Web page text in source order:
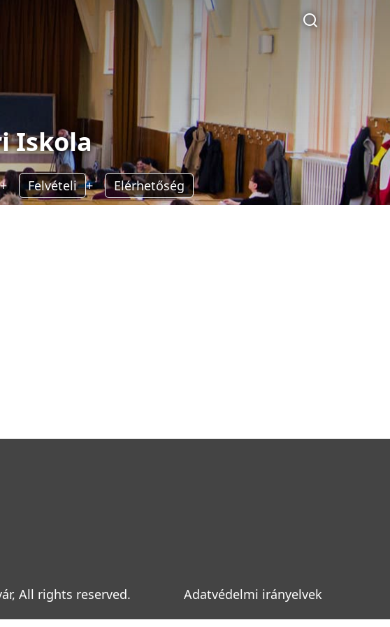
Iskola
Felvételi Elérhetőség
All rights reserved. Footer
Adatvédelmi irányelvek